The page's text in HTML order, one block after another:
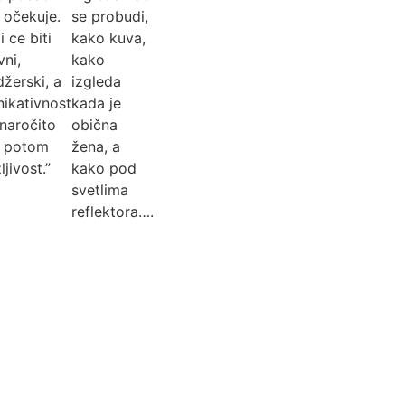
ce biti
a
potom
se probudi,
kako kuva,
kako
izgleda
kada je
obična
žena, a
kako pod
svetlima
reflektora….